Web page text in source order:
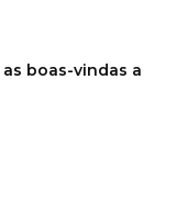
boas-vindas a